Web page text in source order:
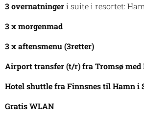
3 overnatningeri suite i resortet:
3 x morgenmad
3 x aftensmenu (3retter)
Airport transfer (t/r) fra Tromsø med
Hotel shuttle fra Finnsnes til Hamn i
Gratis WLAN